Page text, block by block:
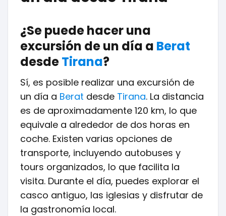
¿Se puede hacer una
excursión de un día a Berat
desdeTirana?
Sí, es posible realizar una excursión de
un día a Berat desde Tirana. La distancia
es de aproximadamente 120 km, lo que
equivale a alrededor de dos horas en
coche. Existen varias opciones de
transporte, incluyendo autobuses y
tours organizados, lo que facilita la
visita. Durante el día, puedes explorar el
casco antiguo, las iglesias y disfrutar de
la gastronomía local.